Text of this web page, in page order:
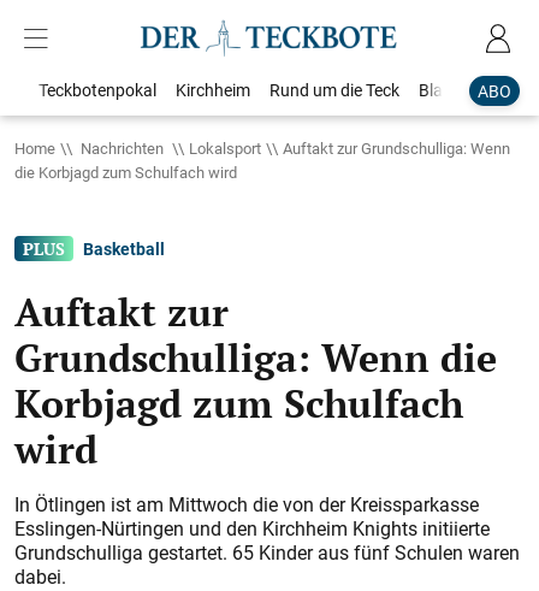
ABO
Teckbotenpokal Kirchheim Rund um die Teck Blaulicht
Home Nachrichten Lokalsport
Auftakt zur Grundschulliga: Wenn
die Korbjagd zum Schulfach wird
Basketball
Auftakt zur
Grundschulliga: Wenn die
Korbjagd zum Schulfach
wird
In Ötlingen ist am Mittwoch die von der Kreissparkasse
Esslingen-Nürtingen und den Kirchheim Knights initiierte
Grundschulliga gestartet. 65 Kinder aus fünf Schulen waren
dabei.